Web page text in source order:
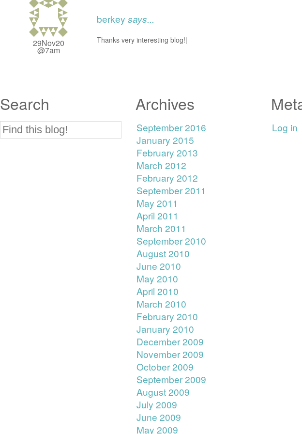
29Nov20
@7am
berkey says...
Thanks very interesting blog!|
Search Archives
September 2016
January 2015
February 2013
March 2012
February 2012
September 2011
May 2011
April 2011
March 2011
September 2010
August 2010
June 2010
May 2010
April 2010
March 2010
February 2010
January 2010
December 2009
November 2009
October 2009
September 2009
August 2009
July 2009
June 2009
May 2009
Log in